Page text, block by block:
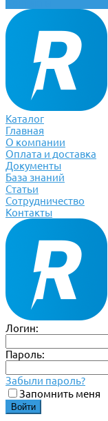
Каталог
Главная
О компании
Оплата и доставка
Документы
База знаний
Статьи
Сотрудничество
Контакты
Логин:
Пароль:
Забыли пароль?
Запомнить меня